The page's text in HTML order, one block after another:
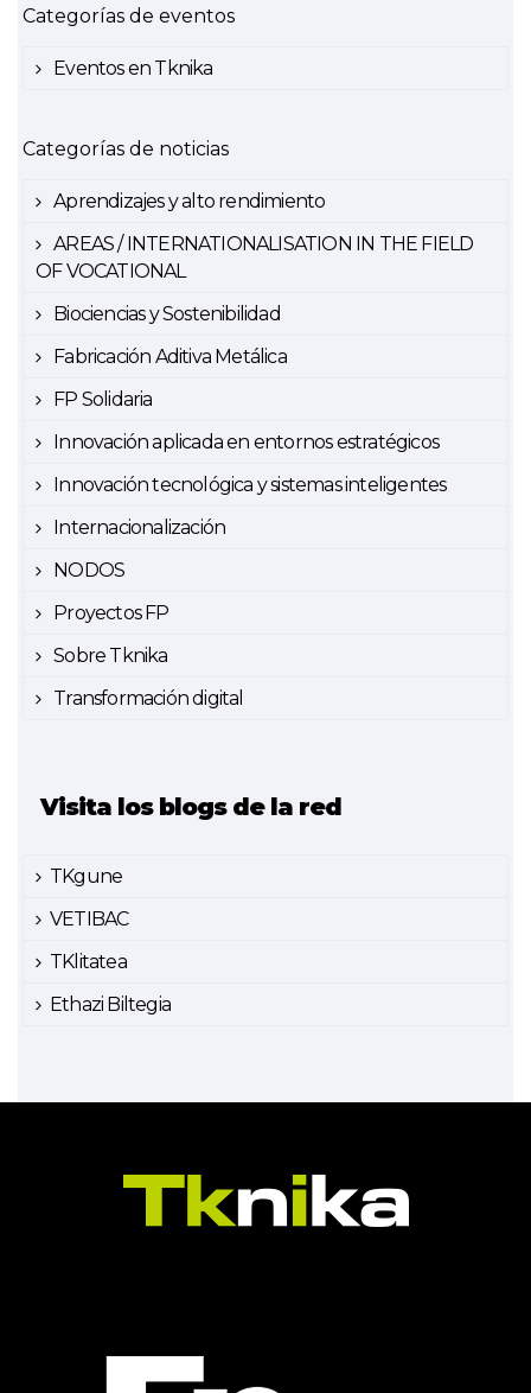
Categorías de eventos
Eventos en Tknika
Categorías de noticias
Aprendizajes y alto rendimiento
AREAS / INTERNATIONALISATION IN THE FIELD
OF VOCATIONAL
Biociencias y Sostenibilidad
Fabricación Aditiva Metálica
FP Solidaria
Innovación aplicada en entornos estratégicos
Innovación tecnológica y sistemas inteligentes
Internacionalización
NODOS
Proyectos FP
Sobre Tknika
Transformación digital
Visita los blogs de la red
TKgune
VETIBAC
TKlitatea
Ethazi Biltegia